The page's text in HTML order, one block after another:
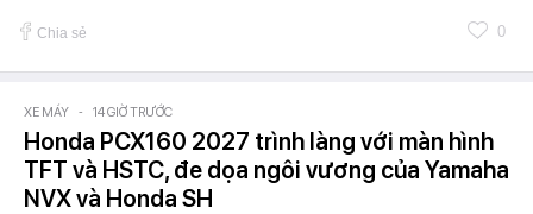
Chia sẻ 0
XE MÁY - 14 GIỜ TRƯỚC
Honda PCX160 2027 trình làng với màn hình
TFT và HSTC, đe dọa ngôi vương của Yamaha
NVX và Honda SH